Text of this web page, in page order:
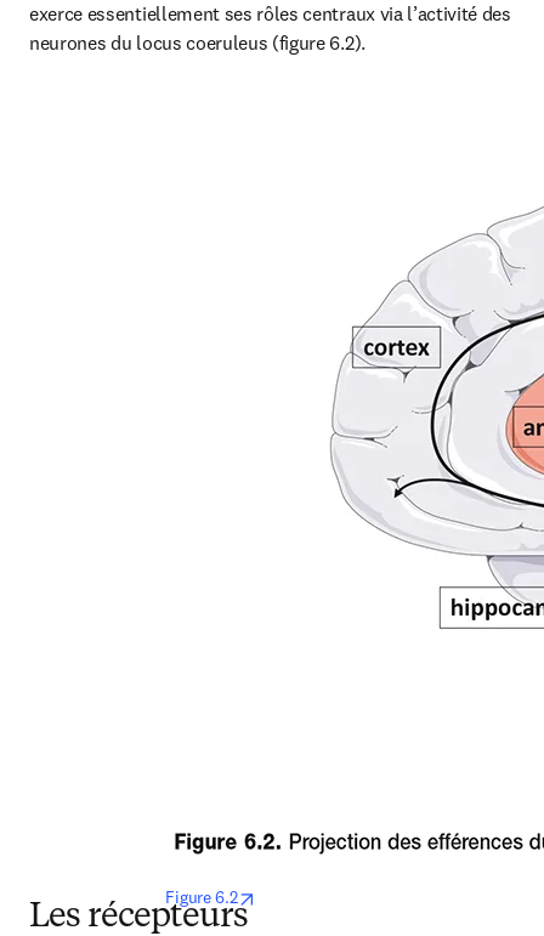
exerce essentiellement ses rôles centraux via l’activité des
neurones du locus coeruleus (figure 6.2).
Figure 6.2
Les récepteurs